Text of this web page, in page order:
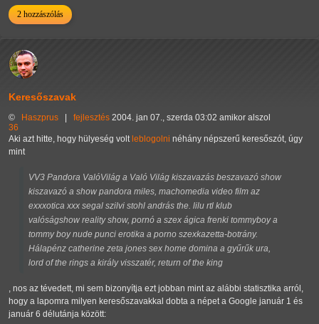
2 hozzászólás
Keresőszavak
© Haszprus fejlesztés 2004. jan 07., szerda 03:02 amikor alszol
36
Aki azt hitte, hogy hülyeség volt leblogolni néhány népszerű keresőszót, úgy
mint
VV3 Pandora ValóVilág a Való Világ kiszavazás beszavazó show
kiszavazó a show pandora miles, machomedia video film az
exxxotica xxx segal szilvi stohl andrás the. lilu rtl klub
valóságshow reality show, pornó a szex ágica frenki tommyboy a
tommy boy nude punci erotika a porno szexkazetta-botrány.
Hálapénz catherine zeta jones sex home domina a gyűrűk ura,
lord of the rings a király visszatér, return of the king
, nos az tévedett, mi sem bizonyítja ezt jobban mint az alábbi statisztika arról,
hogy a lapomra milyen keresőszavakkal dobta a népet a Google január 1 és
január 6 délutánja között: